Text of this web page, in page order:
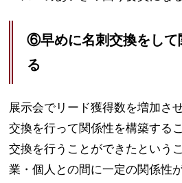
⑥早めに名刺交換をして
る
展示会でリード獲得数を増加さ
交換を行って関係性を構築する
交換を行うことができたという
業・個人との間に一定の関係性